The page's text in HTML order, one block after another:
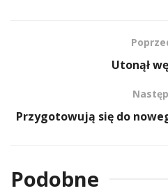
Utonął
Przygotowują się do
Podobne